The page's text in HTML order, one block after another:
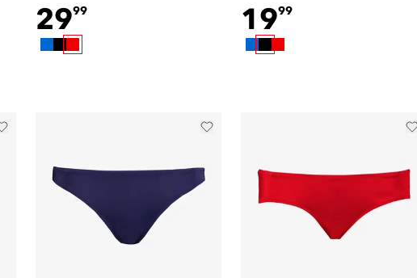
2999 1999